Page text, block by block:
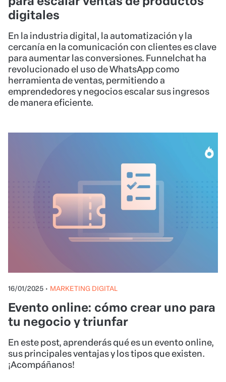
digitales
En la industria digital, la automatización y la
cercanía en la comunicación con clientes es clave
para aumentar las conversiones. Funnelchat ha
revolucionado el uso de WhatsApp como
herramienta de ventas, permitiendo a
emprendedores y negocios escalar sus ingresos
de manera eficiente.
16/01/2025 • MARKETING DIGITAL
Evento online: cómo crear uno para
tu negocio y triunfar
En este post, aprenderás qué es un evento online,
sus principales ventajas y los tipos que existen.
¡Acompáñanos!